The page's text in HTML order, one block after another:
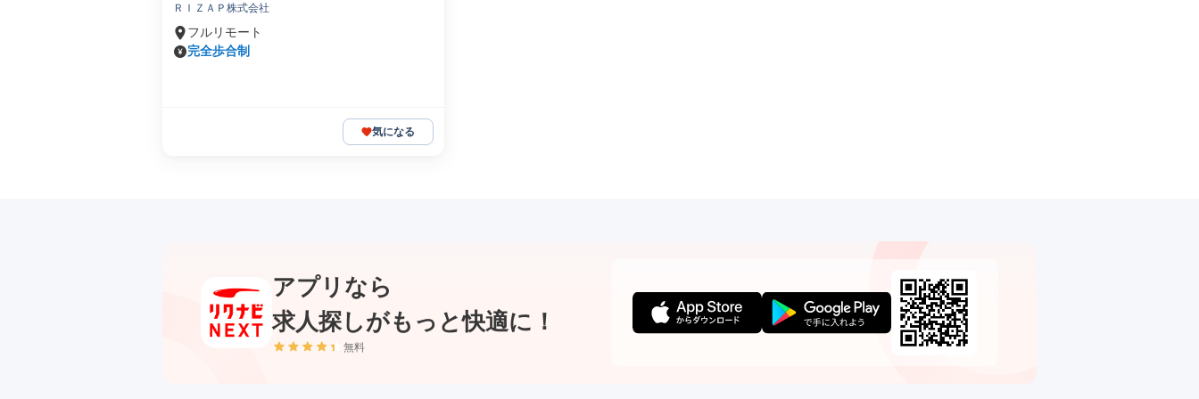
ＲＩＺＡＰ株式会社
フルリモート
完全歩合制
気になる
アプリなら
求人探しがもっと快適に！
無料